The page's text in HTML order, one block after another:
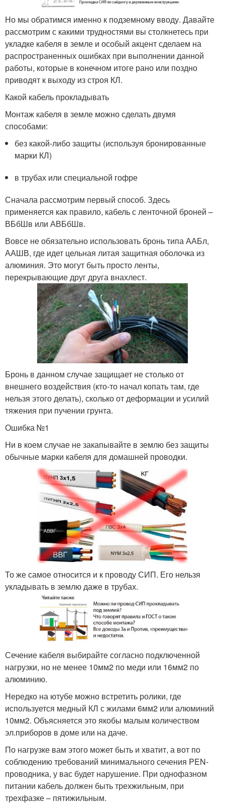
Но мы обратимся именно к подземному вводу. Давайте
рассмотрим с какими трудностями вы столкнетесь при
укладке кабеля в земле и особый акцент сделаем на
распространенных ошибках при выполнении данной
работы, которые в конечном итоге рано или поздно
приводят к выходу из строя КЛ.
Какой кабель прокладывать
Монтаж кабеля в земле можно сделать двумя
способами:
без какой-либо защиты (используя бронированные
марки КЛ)
в трубах или специальной гофре
Сначала рассмотрим первый способ. Здесь
применяется как правило, кабель с ленточной броней –
ВБбШв или АВБбШв.
Вовсе не обязательно использовать бронь типа ААБл,
ААШВ, где идет цельная литая защитная оболочка из
алюминия. Это могут быть просто ленты,
перекрывающие друг друга внахлест.
Бронь в данном случае защищает не столько от
внешнего воздействия (кто-то начал копать там, где
нельзя этого делать), сколько от деформации и усилий
тяжения при пучении грунта.
Ошибка №1
Ни в коем случае не закапывайте в землю без защиты
обычные марки кабеля для домашней проводки.
То же самое относится и к проводу СИП. Его нельзя
укладывать в землю даже в трубах.
Сечение кабеля выбирайте согласно подключенной
нагрузки, но не менее 10мм2 по меди или 16мм2 по
алюминию.
Нередко на ютубе можно встретить ролики, где
используется медный КЛ с жилами 6мм2 или алюминий
10мм2. Объясняется это якобы малым количеством
эл.приборов в доме или на даче.
По нагрузке вам этого может быть и хватит, а вот по
соблюдению требований минимального сечения PEN-
проводника, у вас будет нарушение. При однофазном
питании кабель должен быть трехжильным, при
трехфазке – пятижильным.